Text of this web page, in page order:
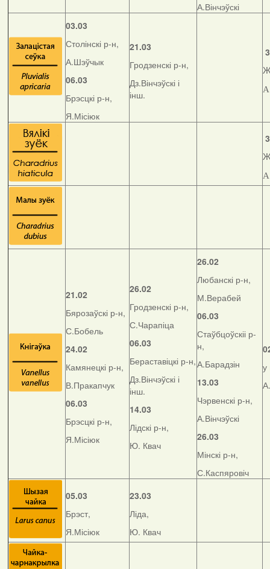
А.Вінчэўскі
03.03
Столінскі р-н,
А.Шэўчык
06.03
Брэсцкі р-н,
Я.Місіюк
21.03
Гродзенскі р-н,
Дз.Вінчэўскі і
інш.
21.02
Бярозаўскі р-н,
С.Бобель
24.02
Камянецкі р-н,
В.Пракапчук
06.03
Брэсцкі р-н,
Я.Місіюк
26.02
Гродзенскі р-н,
С.Чарапіца
06.03
Бераставіцкі р-н,
Дз.Вінчэўскі і
інш.
14.03
Лідскі р-н,
Ю. Квач
26.02
Любанскі р-н,
М.Верабей
06.03
Стаўбцоўскіі р-
н,
А.Барадзін
13.03
Чэрвенскі р-н,
А.Вінчэўскі
26.03
Мінскі р-н,
С.Каспяровіч
у
05.03
Брэст,
Я.Місіюк
23.03
Ліда,
Ю. Квач